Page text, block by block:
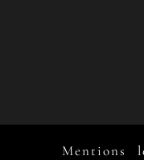
Mentions